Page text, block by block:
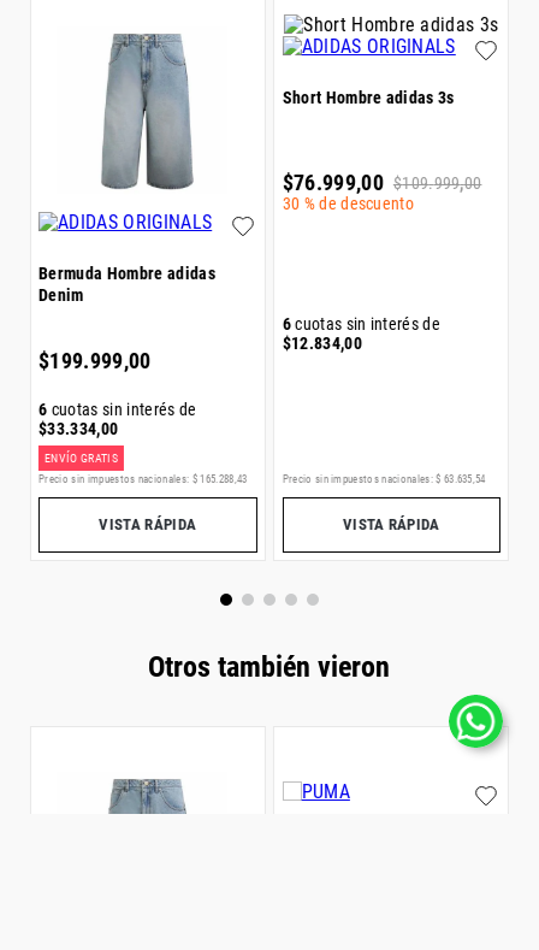
Bermuda Hombre adidas
Denim
$199.999,00
6 cuotas sin interés de
$33.334,00
ENVÍO GRATIS
Precio sin impuestos nacionales: $ 165.288,43
VISTA RÁPIDA
Short Hombre adidas 3s
$76.999,00 $109.999,00
30 %de descuento
6cuotas sin interés de
$12.834,00
Precio sin impuestos nacionales: $ 63.635,54
VISTA RÁPIDA
Otros también vieron